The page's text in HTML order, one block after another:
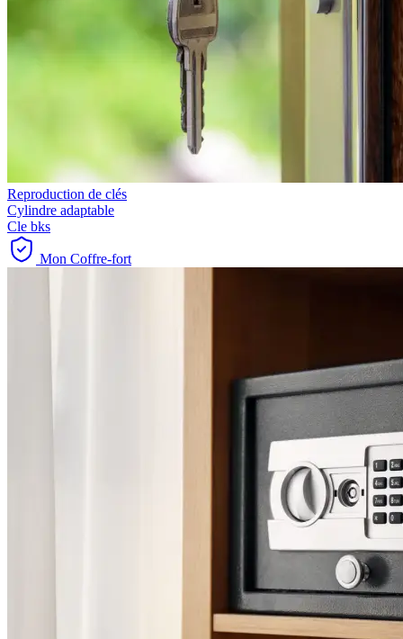
Reproduction de clés
Cylindre adaptable
Cle bks
Mon Coffre-fort